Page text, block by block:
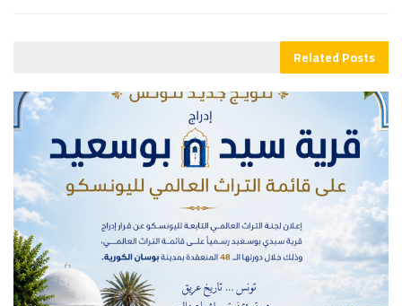
RelatedPosts